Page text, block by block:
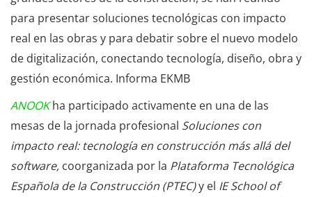
para presentar soluciones tecnológicas con impacto
real en las obras y para debatir sobre el nuevo modelo
de digitalización, conectando tecnología, diseño, obra y
gestión económica. Informa EKMB
ANOOKha participado activamente en una de las
mesas de la jornada profesional Soluciones con
impacto real: tecnología en construcción más allá del
software, coorganizada por la Plataforma Tecnológica
Española de la Construcción (PTEC)y el IE School of